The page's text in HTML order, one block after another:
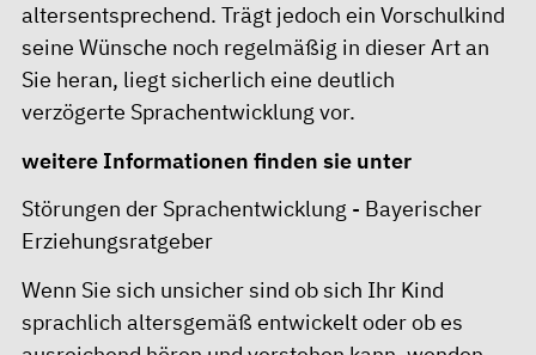
altersentsprechend. Trägt jedoch ein Vorschulkind
seine Wünsche noch regelmäßig in dieser Art an
Sie heran, liegt sicherlich eine deutlich
verzögerte Sprachentwicklung vor.
weitere Informationen finden sie unter
Störungen der Sprachentwicklung - Bayerischer
Erziehungsratgeber
Wenn Sie sich unsicher sind ob sich Ihr Kind
sprachlich altersgemäß entwickelt oder ob es